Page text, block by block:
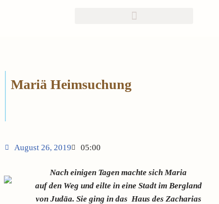
Mariä Heimsuchung
August 26, 2019 05:00
Nach einigen Tagen machte sich Maria
auf den Weg und eilte in eine Stadt im Bergland
von Judäa. Sie ging in das Haus des Zacharias